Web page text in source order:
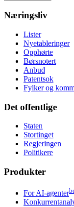
Næringsliv
Lister
Nyetableringer
Opphørte
Børsnotert
Anbud
Patentsok
Fylker og
Det offentlige
Staten
Stortinget
Regjeringen
Politikere
Produkter
For AI-agenter